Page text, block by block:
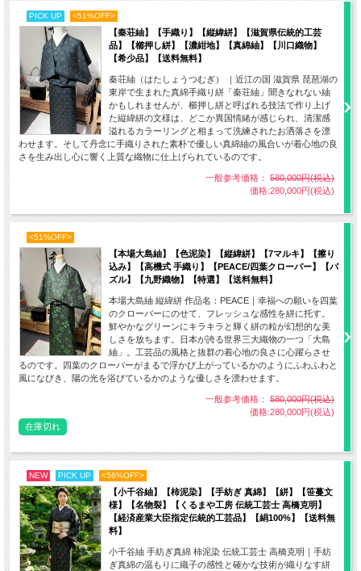
【産地】沖縄県 南風原(はえばる)
【製造者】手織工房おおしろ 大城孝雄
PICK UP <51%OFF>
【秦荘紬】【手織り】【縦緯絣】【滋賀県伝統的工芸
品】【櫛押し絣】【濃紺地】【真綿紬】【川口織物】
【希少品】【送料無料】
秦荘紬（はたしょうつむぎ） ｜近江の国 滋賀県 琵琶湖の
東岸で生まれた真綿手織り絣「秦荘紬」聞きなれない紬
かもしれませんが、櫛押し絣と呼ばれる技法で作り上げ
た縦緯絣の文様は、どこか異国情緒が感じられ、清潔感
溢れるカラーリングと相まって洗練されたお洒落さを漂
わせます。そして丹念に手織りされた素朴で優しい真綿紬の風合いが着心地の良
さを生み出し心に響く上質な織物に仕上げられているのです。
一般参考価格： 580,000円(税込)
価格:280,000円(税込)
<51%OFF>
【本場大島紬】【色泥染】【縦緯絣】【7マルキ】【擦り
込み】【高機式 手織り】【PEACE/四葉クローバー】【パ
ズル】【九野織物】【特選】【送料無料】
本場大島紬 縦緯絣 作品名：PEACE｜幸福への願いを四葉
のクローバーにのせて、フレッシュな感性を絣に托す。
鮮やかなグリーンにキラキラと輝く絣の粒が幻想的な美
しさを放ちます。日本が誇る世界三大織物の一つ「大島
紬」。工芸品の風格と抜群の着心地の良さに心躍らさせ
るのです。四葉のクローバーがまるで浮かび上がっているかのようにふわふわと
風になびき、陽の光を浴びているかのような優しさを漂わせます。
一般参考価格： 580,000円(税込)
価格:280,000円(税込)
在庫切れ
NEW PICK UP <56%OFF>
【小千谷紬】【柿泥染】【手紡ぎ 真綿】【絣】【笹蔓文
様】【名物裂】【くるまや工房 伝統工芸士 高橋克明】
【経済産業大臣指定伝統的工芸品】【絹100%】【送料無
料】
小千谷紬 手紡ぎ真綿 柿泥染 伝統工芸士 高橋克明｜手紡
ぎ真綿の温もりに織子の感性と確かな技術が織りなす絣